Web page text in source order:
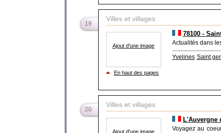
19
Villes et villages
Ajout d'une image
En haut des pages
78100 -
Actualités dans
Yvelines Saint
20
Villes et villages
Ajout d'une image
L'Auvergne
Voyagez au